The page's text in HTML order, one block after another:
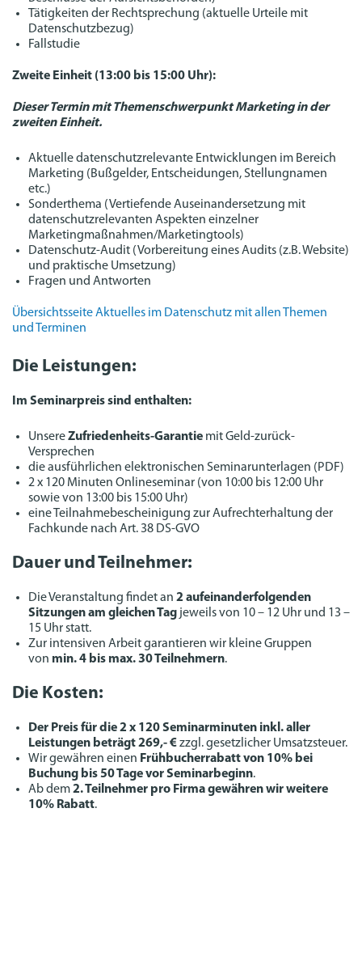
Tätigkeiten der Rechtsprechung (aktuelle Urteile mit
Datenschutzbezug)
Fallstudie
Zweite Einheit (13:00 bis 15:00 Uhr):
Dieser Termin mit Themenschwerpunkt Marketing in der
zweiten Einheit.
Aktuelle datenschutzrelevante Entwicklungen im Bereich
Marketing (Bußgelder, Entscheidungen, Stellungnamen
etc.)
Sonderthema (Vertiefende Auseinandersetzung mit
datenschutzrelevanten Aspekten einzelner
Marketingmaßnahmen/Marketingtools)
Datenschutz-Audit (Vorbereitung eines Audits (z.B. Website)
und praktische Umsetzung)
Fragen und Antworten
Übersichtsseite Aktuelles im Datenschutz mit allen Themen
und Terminen
Die Leistungen:
Im Seminarpreis sind enthalten:
UnsereZufriedenheits-Garantie mit Geld-zurück-
Versprechen
die ausführlichen elektronischen Seminarunterlagen (PDF)
2 x 120 Minuten Onlineseminar (von 10:00 bis 12:00 Uhr
sowie von 13:00 bis 15:00 Uhr)
eine Teilnahmebescheinigung zur Aufrechterhaltung der
Fachkunde nach Art. 38 DS-GVO
Dauer und Teilnehmer:
Die Veranstaltung findet an 2 aufeinanderfolgenden
Sitzungen am gleichen Tag jeweils von 10 – 12 Uhr und 13 –
15 Uhr statt.
Zur intensiven Arbeit garantieren wir kleine Gruppen
von min. 4 bis max. 30 Teilnehmern.
Die Kosten:
Der Preis für die 2 x 120 Seminarminuten inkl. aller
Leistungen beträgt 269,- €zzgl. gesetzlicher Umsatzsteuer.
Wir gewähren einen Frühbucherrabatt von 10% bei
Buchung bis 50 Tage vor Seminarbeginn.
Ab dem2. Teilnehmer pro Firma gewähren wir weitere
10% Rabatt.